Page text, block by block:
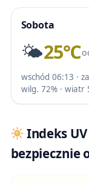
Sobota
🌤️25℃
wschód 06:13 ·
wilg. 72% · wiatr
Indeks
bezpiecznie